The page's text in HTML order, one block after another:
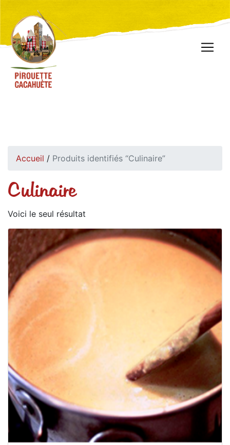
Accueil / Produits identifiés “Culinaire”
Culinaire
Voici le seul résultat